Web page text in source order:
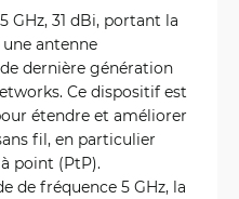
GHz, 31 dBi, portant la
une antenne
dernière génération
Ce dispositif est
étendre et améliorer
fil, en particulier
point (PtP).
de fréquence 5 GHz, la